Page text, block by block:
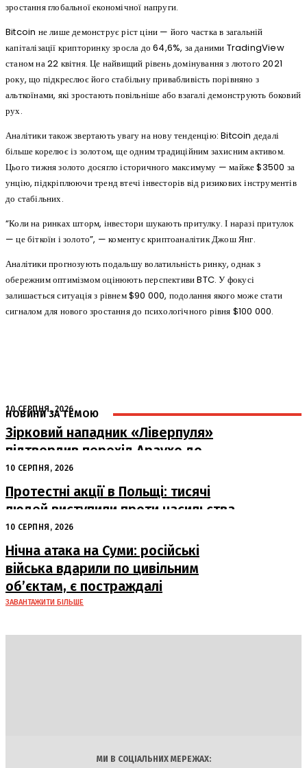
зростання глобальної економічної напруги.
Bitcoin не лише демонструє ріст ціни — його частка в загальній
капіталізації крипторинку зросла до 64,6%, за даними TradingView
станом на 22 квітня. Це найвищий рівень домінування з лютого 2021
року, що підкреслює його стабільну привабливість порівняно з
альткоїнами, які зростають повільніше або взагалі демонструють боковий
рух.
Аналітики також звертають увагу на нову тенденцію: Bitcoin дедалі
більше корелює із золотом, ще одним традиційним захисним активом.
Цього тижня золото досягло історичного максимуму — майже $3500 за
унцію, підкріплюючи тренд втечі інвесторів від ризикових інструментів
до стабільних.
“Коли на ринках шторм, інвестори шукають притулку. І наразі притулок
— це біткоїн і золото”, — коментує криптоаналітик Джош Янг.
Аналітики прогнозують подальшу волатильність ринку, однак з
обережним оптимізмом оцінюють перспективи BTC. У фокусі
залишається ситуація з рівнем $90 000, подолання якого може стати
сигналом для нового зростання до психологічного рівня $100 000.
НОВИНИ ЗА ТЕМОЮ
10 СЕРПНЯ, 2026
Зірковий нападник «Ліверпуля»
підтвердив перехід Араухо до
клубу
10 СЕРПНЯ, 2026
Протестні акції в Польщі: тисячі
людей виступили проти насильства
над українцями
10 СЕРПНЯ, 2026
Нічна атака на Суми: російські
війська вдарили по цивільним
об’єктам, є постраждалі
ЗАВАНТАЖИТИ БІЛЬШЕ
МИ В СОЦІАЛЬНИХ МЕРЕЖАХ: